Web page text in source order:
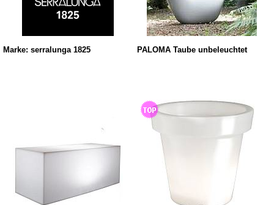
Marke: serralunga 1825 PALOMA Taube unbeleuchtet